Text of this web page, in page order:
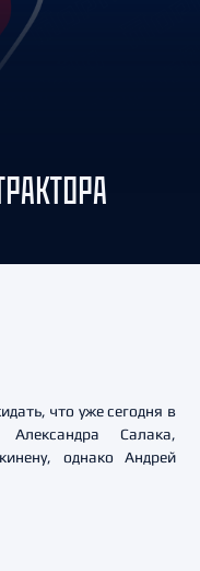
что уже сегодня в
Александра Салака,
однако Андрей